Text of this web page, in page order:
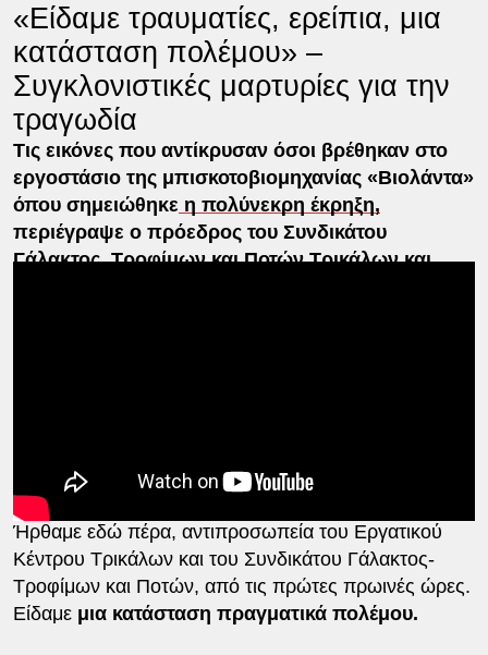
«Είδαμε τραυματίες, ερείπια, μια
κατάσταση πολέμου» –
Συγκλονιστικές μαρτυρίες για την
τραγωδία
Τις εικόνες που αντίκρυσαν όσοι βρέθηκαν στο
εργοστάσιο της μπισκοτοβιομηχανίας «Βιολάντα»
όπου σημειώθηκε η πολύνεκρη έκρηξη,
περιέγραψε ο πρόεδρος του Συνδικάτου
Γάλακτος, Τροφίμων και Ποτών Τρικάλων και
μια έκρηξη στην μπισκοτοβιομηχανία Βιολάντα.
Ήρθαμε εδώ πέρα, αντιπροσωπεία του Εργατικού
Κέντρου Τρικάλων και του Συνδικάτου Γάλακτος-
Τροφίμων και Ποτών, από τις πρώτες πρωινές ώρες.
Είδαμεμια κατάσταση πραγματικά πολέμου.